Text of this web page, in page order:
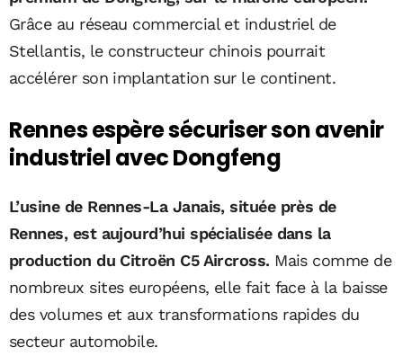
Grâce au réseau commercial et industriel de
Stellantis, le constructeur chinois pourrait
accélérer son implantation sur le continent.
Rennes espère sécuriser son avenir
industriel avec Dongfeng
L’usine de Rennes-La Janais, située près de
Rennes, est aujourd’hui spécialisée dans la
production du Citroën C5 Aircross. Mais comme de
nombreux sites européens, elle fait face à la baisse
des volumes et aux transformations rapides du
secteur automobile.